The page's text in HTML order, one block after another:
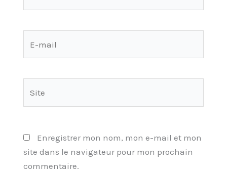
mail
Enregistrer mon nom, mon e-mail et mon
site dans le navigateur pour mon prochain
commentaire.